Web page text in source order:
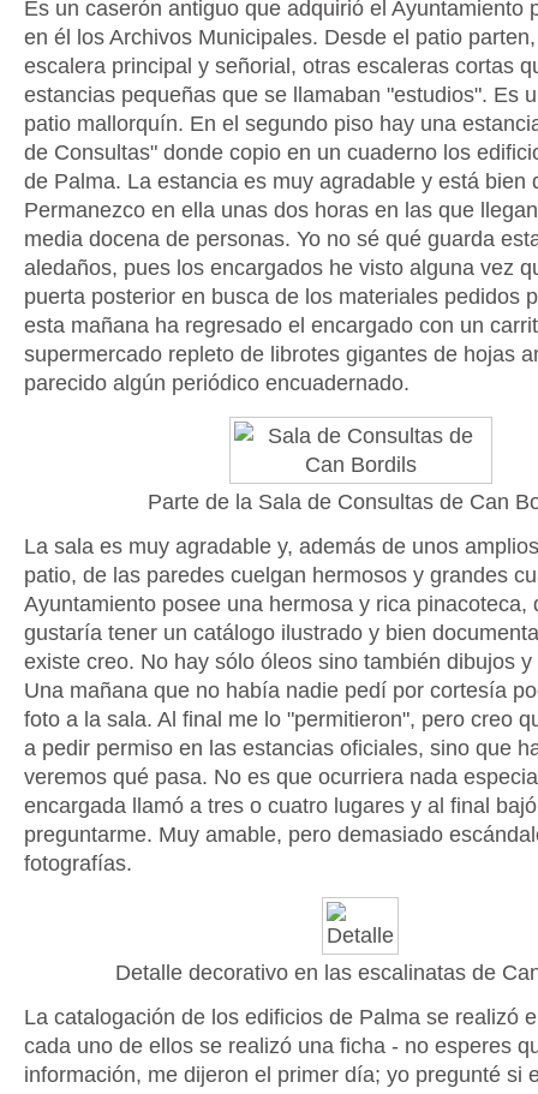
Es un caserón antiguo que adquirió el Ayuntamiento
en él los Archivos Municipales. Desde el patio
escalera principal y señorial, otras escaleras cortas
estancias pequeñas que se llamaban "estudios". Es
patio mallorquín. En el segundo piso hay una
de Consultas" donde copio en un cuaderno los
de Palma. La estancia es muy agradable y está bien
Permanezco en ella unas dos horas en las que
media docena de personas. Yo no sé qué guarda
aledaños, pues los encargados he visto alguna vez
puerta posterior en busca de los materiales pedidos
esta mañana ha regresado el encargado con un
supermercado repleto de librotes gigantes de hojas
parecido algún periódico encuadernado.
Parte de la Sala de Consultas de Can
La sala es muy agradable y, además de unos
patio, de las paredes cuelgan hermosos y grandes
Ayuntamiento posee una hermosa y rica pinacoteca,
gustaría tener un catálogo ilustrado y bien
existe creo. No hay sólo óleos sino también dibujos y
Una mañana que no había nadie pedí por cortesía
foto a la sala. Al final me lo "permitieron", pero creo
a pedir permiso en las estancias oficiales, sino que
veremos qué pasa. No es que ocurriera nada
encargada llamó a tres o cuatro lugares y al final
preguntarme. Muy amable, pero demasiado
fotografías.
Detalle decorativo en las escalinatas de
La catalogación de los edificios de Palma se realizó
cada uno de ellos se realizó una ficha - no esperes
información, me dijeron el primer día; yo pregunté si